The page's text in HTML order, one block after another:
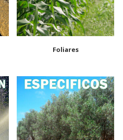
Foliares